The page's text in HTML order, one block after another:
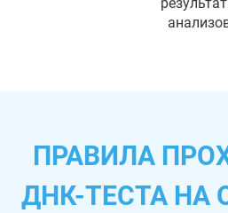
ПРАВИЛА
ДНК-ТЕСТА НА